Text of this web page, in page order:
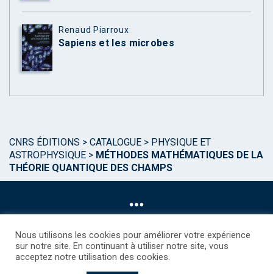
Renaud Piarroux
Sapiens et les microbes
CNRS ÉDITIONS > CATALOGUE > PHYSIQUE ET
ASTROPHYSIQUE > MÉTHODES MATHÉMATIQUES DE LA
THÉORIE QUANTIQUE DES CHAMPS
©CNRS EDITIONS 2025
Nous utilisons les cookies pour améliorer votre expérience
sur notre site. En continuant à utiliser notre site, vous
acceptez notre utilisation des cookies.